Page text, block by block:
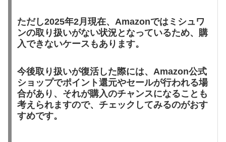
ただし2025年2月現在、Amazonではミシュワ
ンの取り扱いがない状況となっているため、購
入できないケースもあります。
今後取り扱いが復活した際には、Amazon公式
ショップでポイント還元やセールが行われる場
合があり、それが購入のチャンスになることも
考えられますので、チェックしてみるのがおす
すめです。